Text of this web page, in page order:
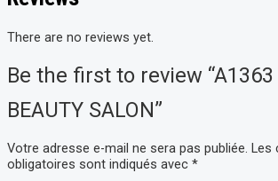
There are no reviews yet.
Be the first to review “A1363
BEAUTY SALON”
Votre adresse e-mail ne sera pas publiée. Les
obligatoires sont indiqués avec *